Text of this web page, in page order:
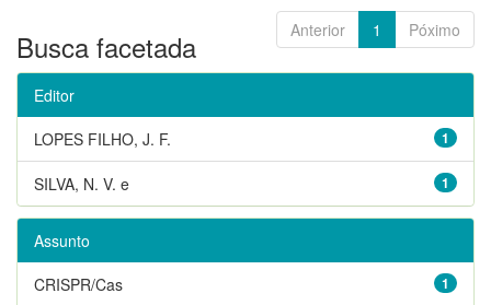
Anterior 1 Póximo
Busca facetada
Editor
1
LOPES FILHO, J. F.
1
SILVA, N. V. e
Assunto
1
CRISPR/Cas